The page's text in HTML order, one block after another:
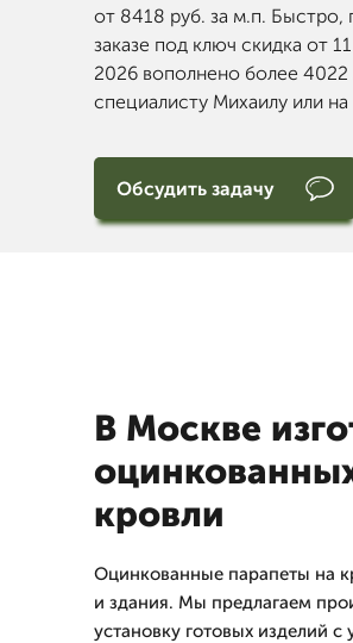
от 8418 руб. за м.п. Быстро,
заказе под ключ скидка от
2026 вополнено более 4022
специалисту Михаилу или
Обсудить задачу
В Москве
кровли
Оцинкованные парапеты на
и здания. Мы предлагаем
установку готовых изделий